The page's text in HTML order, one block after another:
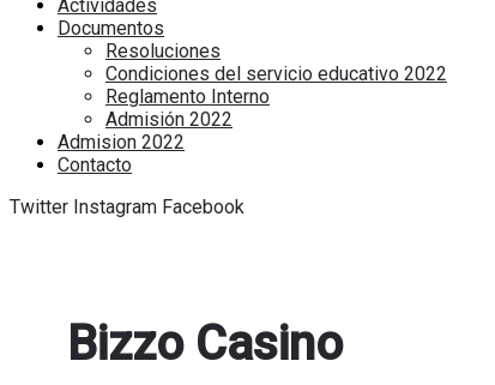
Actividades
Documentos
Resoluciones
Condiciones del servicio educativo 2022
Reglamento Interno
Admisión 2022
Admision 2022
Contacto
Twitter Instagram Facebook
Bizzo Casino